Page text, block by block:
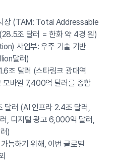
장 (TAM: Total Addressable
조 달러 = 한화 약 4경 원)
사업부: 우주 기술 기반
달러)
조 달러 (스타링크 광대역
바일 7,400억 달러를 종합
달러 (AI 인프라 2.4조 달러,
, 디지털 광고 6,000억 달러,
)
늠하기 위해, 이번 글로벌